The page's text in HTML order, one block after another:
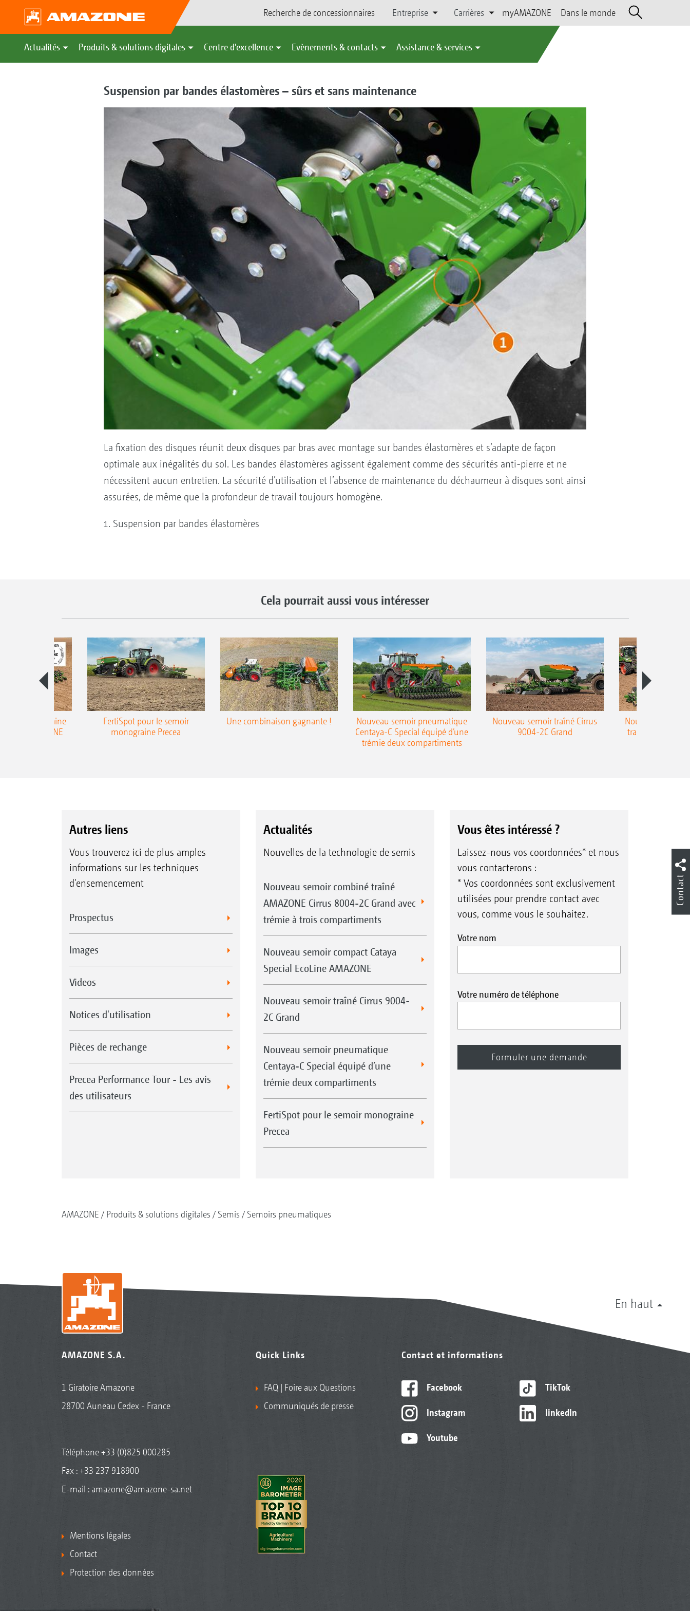
Recherche de concessionnaires Entreprise Carrières myAMAZONE Dans le monde
Actualités Produits & solutions digitales Centre d'excellence Evènements & contacts Assistance & services
Suspension par bandes élastomères – sûrs et sans maintenance
La fixation des disques réunit deux disques par bras avec montage sur bandes élastomères et s’adapte de façon
optimale aux inégalités du sol. Les bandes élastomères agissent également comme des sécurités anti-pierre et ne
nécessitent aucun entretien. La sécurité d’utilisation et l’absence de maintenance du déchaumeur à disques sont ainsi
assurées, de même que la profondeur de travail toujours homogène.
Suspension par bandes élastomères
Cela pourrait aussi vous intéresser
monograine
TCC AMAZONE
FertiSpot pour le semoir
monograine Precea
Une combinaison gagnante !
Nouveau semoir pneumatique
Centaya-C Special équipé d’une
trémie deux compartiments
Nouveau semoir traîné Cirrus
9004-2C Grand
Nouveau semoir
traîné Precea-
Autres liens
Vous trouverez ici de plus amples
informations sur les techniques
d'ensemencement
Prospectus
Images
Videos
Notices d'utilisation
Pièces de rechange
Precea Performance Tour - Les avis
des utilisateurs
Actualités
Nouvelles de la technologie de semis
Nouveau semoir combiné traîné
AMAZONE Cirrus 8004-2C Grand avec
trémie à trois compartiments
Nouveau semoir compact Cataya
Special EcoLine AMAZONE
Nouveau semoir traîné Cirrus 9004-
2C Grand
Nouveau semoir pneumatique
Centaya-C Special équipé d’une
trémie deux compartiments
FertiSpot pour le semoir monograine
Precea
Vous êtes intéressé ?
Laissez-nous vos coordonnées* et nous
vous contacterons :
* Vos coordonnées sont exclusivement
utilisées pour prendre contact avec
vous, comme vous le souhaitez.
Votre nom
Votre numéro de téléphone
AMAZONE Produits & solutions digitales Semis Semoirs pneumatiques
En haut
AMAZONE S.A.
1 Giratoire Amazone
28700 Auneau Cedex - France
Téléphone+33 (0)825 000285
Fax : +33 237 918900
E-mail : amazone@amazone-sa.net
Mentions légales
Contact
Protection des données
Quick Links
FAQ | Foire aux Questions
Communiqués de presse
Contact et informations
Facebook
Instagram
Youtube
TikTok
linkedIn
Contact